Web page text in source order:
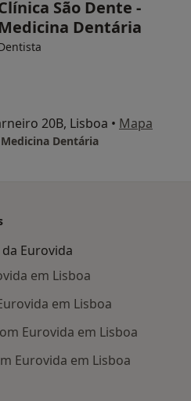
São Dente -
Medicina Dentária
20B, Lisboa • Mapa
Dentária
Eurovida
em Lisboa
em Lisboa
Eurovida em Lisboa
Eurovida em Lisboa